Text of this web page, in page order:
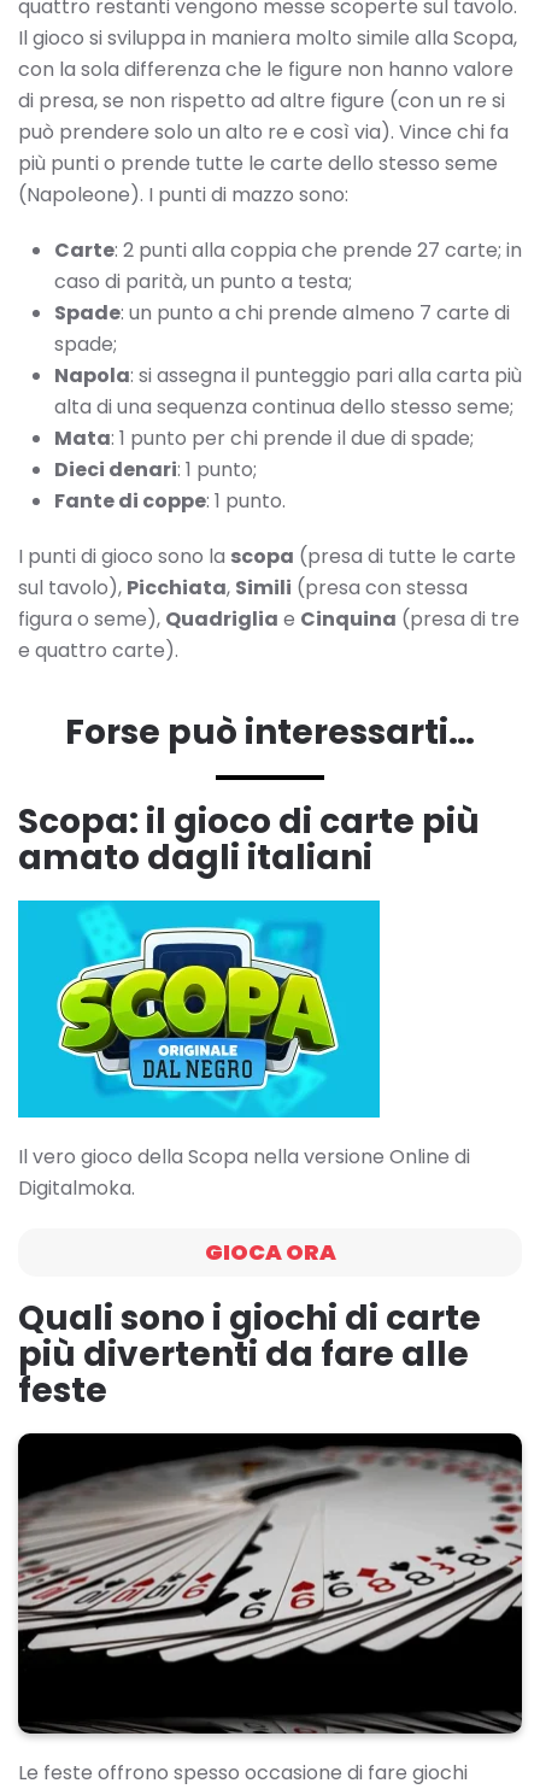
quattro restanti vengono messe scoperte sul tavolo.
Il gioco si sviluppa in maniera molto simile alla Scopa,
con la sola differenza che le figure non hanno valore
di presa, se non rispetto ad altre figure (con un re si
può prendere solo un alto re e così via). Vince chi fa
più punti o prende tutte le carte dello stesso seme
(Napoleone). I punti di mazzo sono:
Carte: 2 punti alla coppia che prende 27 carte; in
caso di parità, un punto a testa;
Spade: un punto a chi prende almeno 7 carte di
spade;
Napola: si assegna il punteggio pari alla carta più
alta di una sequenza continua dello stesso seme;
Mata: 1 punto per chi prende il due di spade;
Dieci denari: 1 punto;
Fante di coppe: 1 punto.
I punti di gioco sono la scopa (presa di tutte le carte
sul tavolo), Picchiata, Simili (presa con stessa
figura o seme), Quadriglia e Cinquina (presa di tre
e quattro carte).
Forse può interessarti…
Scopa: il gioco di carte più
amato dagli italiani
Il vero gioco della Scopa nella versione Online di
Digitalmoka.
GIOCA ORA
Quali sono i giochi di carte
più divertenti da fare alle
feste
Le feste offrono spesso occasione di fare giochi